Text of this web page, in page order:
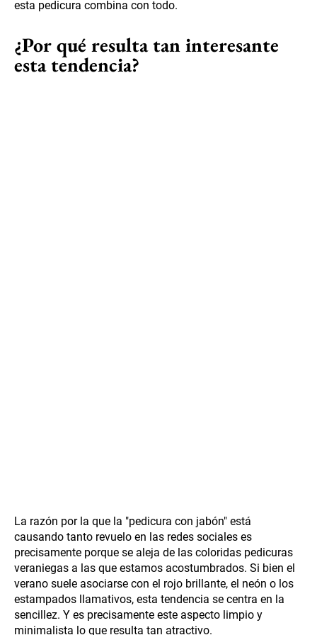
esta pedicura combina con todo.
¿Por qué resulta tan interesante
esta tendencia?
La razón por la que la "pedicura con jabón" está
causando tanto revuelo en las redes sociales es
precisamente porque se aleja de las coloridas pedicuras
veraniegas a las que estamos acostumbrados. Si bien el
verano suele asociarse con el rojo brillante, el neón o los
estampados llamativos, esta tendencia se centra en la
sencillez. Y es precisamente este aspecto limpio y
minimalista lo que resulta tan atractivo.